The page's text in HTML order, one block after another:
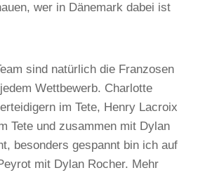
wer in Dänemark dabei ist
sind natürlich die Franzosen
Wettbewerb. Charlotte
im Tete, Henry Lacroix
Tete und zusammen mit Dylan
besonders gespannt bin ich auf
mit Dylan Rocher. Mehr